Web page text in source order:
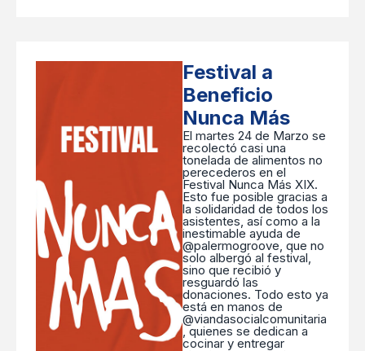
Festival a
Beneficio
Nunca Más
El martes 24 de Marzo se
recolectó casi una
tonelada de alimentos no
perecederos en el
Festival Nunca Más XIX.
Esto fue posible gracias a
la solidaridad de todos los
asistentes, así como a la
inestimable ayuda de
@palermogroove, que no
solo albergó al festival,
sino que recibió y
resguardó las
donaciones. Todo esto ya
está en manos de
@viandasocialcomunitaria
, quienes se dedican a
cocinar y entregar